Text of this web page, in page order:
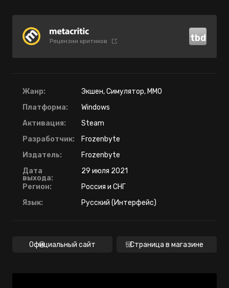
Рецензии критиков tbd
Жанр:
Экшен, Симулятор, ММО
Платформа:
Windows
Активация:
Steam
Разработчик:
Frozenbyte
Издатель:
Frozenbyte
Дата
выхода:
29 июля 2021
Регион:
Россия и СНГ
Язык:
Русский (Интерфейс)
Официальный сайт Страница в магазине